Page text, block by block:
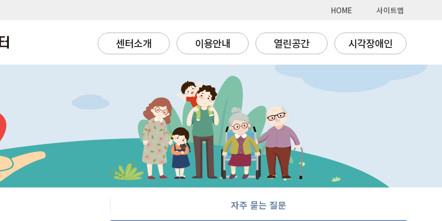
HOME 사이트맵
센터소개 이용안내 열린공간 시각장애인
자주 묻는 질문